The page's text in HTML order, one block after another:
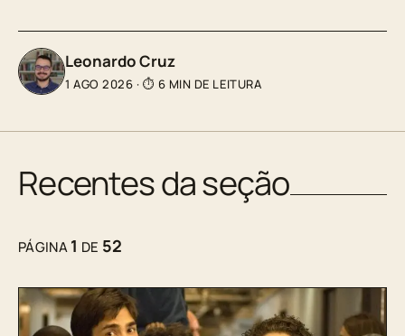
Leonardo Cruz
1 AGO 2026 · ⏱ 6 MIN DE LEITURA
Recentes da seção
PÁGINA1 DE 52